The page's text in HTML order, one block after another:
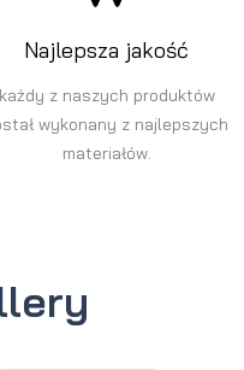
Najlepsza jakość
każdy z naszych produktów
wykonany z najlepszych
materiałów.